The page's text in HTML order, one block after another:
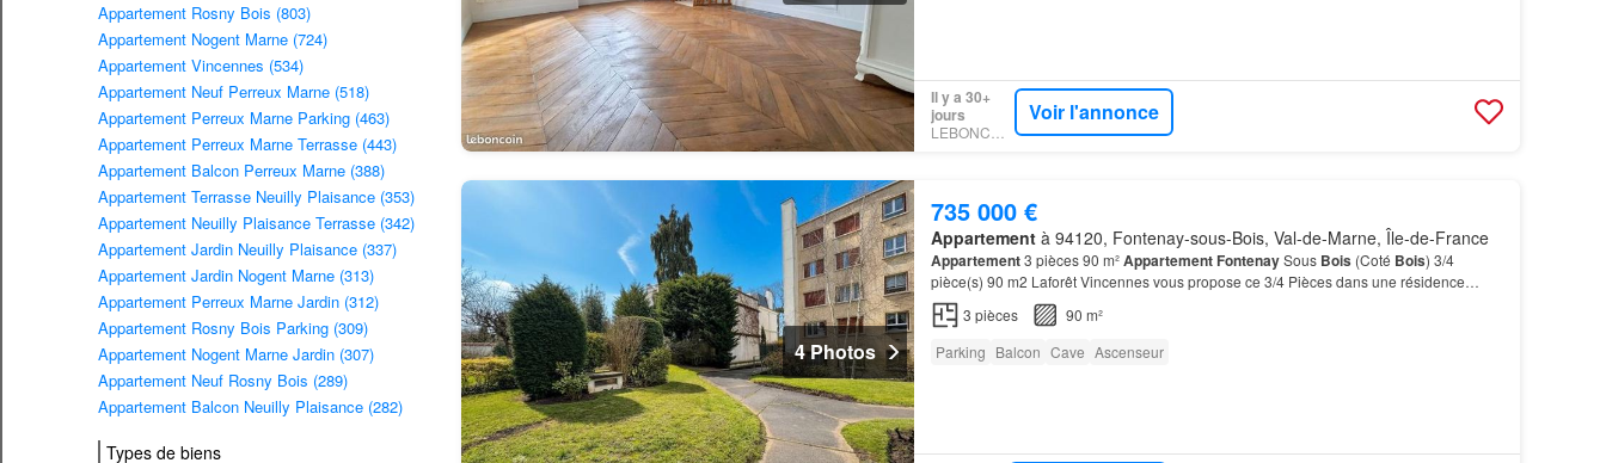
Appartement Rosny Bois (803)
Appartement Nogent Marne (724)
Appartement Vincennes (534)
Appartement Neuf Perreux Marne (518)
Appartement Perreux Marne Parking (463)
Appartement Perreux Marne Terrasse (443)
Appartement Balcon Perreux Marne (388)
Appartement Terrasse Neuilly Plaisance (353)
Appartement Neuilly Plaisance Terrasse (342)
Appartement Jardin Neuilly Plaisance (337)
Appartement Jardin Nogent Marne (313)
Appartement Perreux Marne Jardin (312)
Appartement Rosny Bois Parking (309)
Appartement Nogent Marne Jardin (307)
Appartement Neuf Rosny Bois (289)
Appartement Balcon Neuilly Plaisance (282)
Types de biens
Il y a 30+
jours
LEBONCOIN
Voir l'annonce
4 Photos
735 000 €
Appartementà 94120, Fontenay-sous-Bois, Val-de-Marne, Île-de-France
Appartement3 pièces 90 m²Appartement FontenaySous Bois (Coté Bois) 3/4
pièce(s) 90 m2 Laforêt Vincennes vous propose ce 3/4 Pièces dans une résidence
L'immeuble donne accès directement au
3 pièces
90 m²
Parking Balcon Cave Ascenseur